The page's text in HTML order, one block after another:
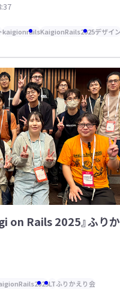
kaigionrailsKaigionRails2025デザイ
on Rails 2025』ふりか
LTふりかえり会